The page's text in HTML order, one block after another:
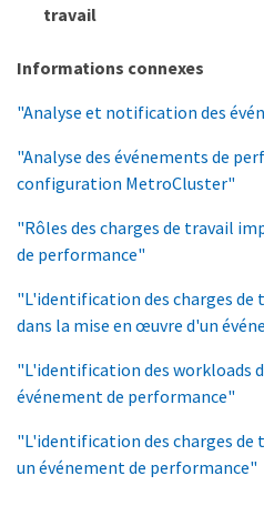
travail
Informations connexes
"Analyse et notification des
"Analyse des événements de
configuration MetroCluster"
"Rôles des charges de travail
de performance"
"L'identification des charges de
dans la mise en œuvre d'un
"L'identification des workloads
événement de performance"
"L'identification des charges de
un événement de performance"